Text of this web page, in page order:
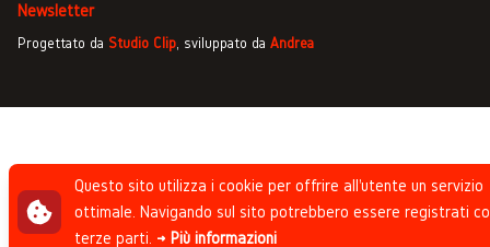
Newsletter
Progettato da Studio Clip, sviluppato da Andrea
Questo sito utilizza i cookie per offrire all'utente un servizio
ottimale. Navigando sul sito potrebbero essere registrati
terze parti. → Più informazioni